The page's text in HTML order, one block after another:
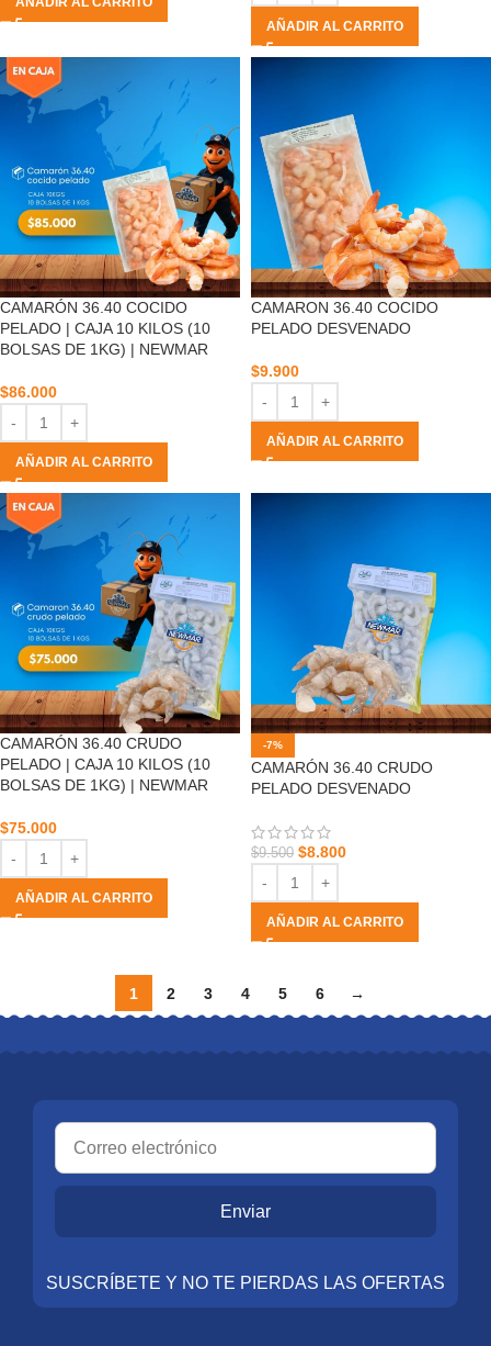
AÑADIR AL CARRITO
CAMARÓN 36.40 COCIDO
PELADO | CAJA 10 KILOS (10
BOLSAS DE 1KG) | NEWMAR
$86.000
AÑADIR AL CARRITO
CAMARON 36.40 COCIDO
PELADO DESVENADO
$9.900
AÑADIR AL CARRITO
CAMARÓN 36.40 CRUDO
PELADO | CAJA 10 KILOS (10
BOLSAS DE 1KG) | NEWMAR
$75.000
AÑADIR AL CARRITO
-7%
CAMARÓN 36.40 CRUDO
PELADO DESVENADO
$9.500 $8.800
AÑADIR AL CARRITO
1 2 3 4 5 6 →
Enviar
SUSCRÍBETE Y NO TE PIERDAS LAS OFERTAS